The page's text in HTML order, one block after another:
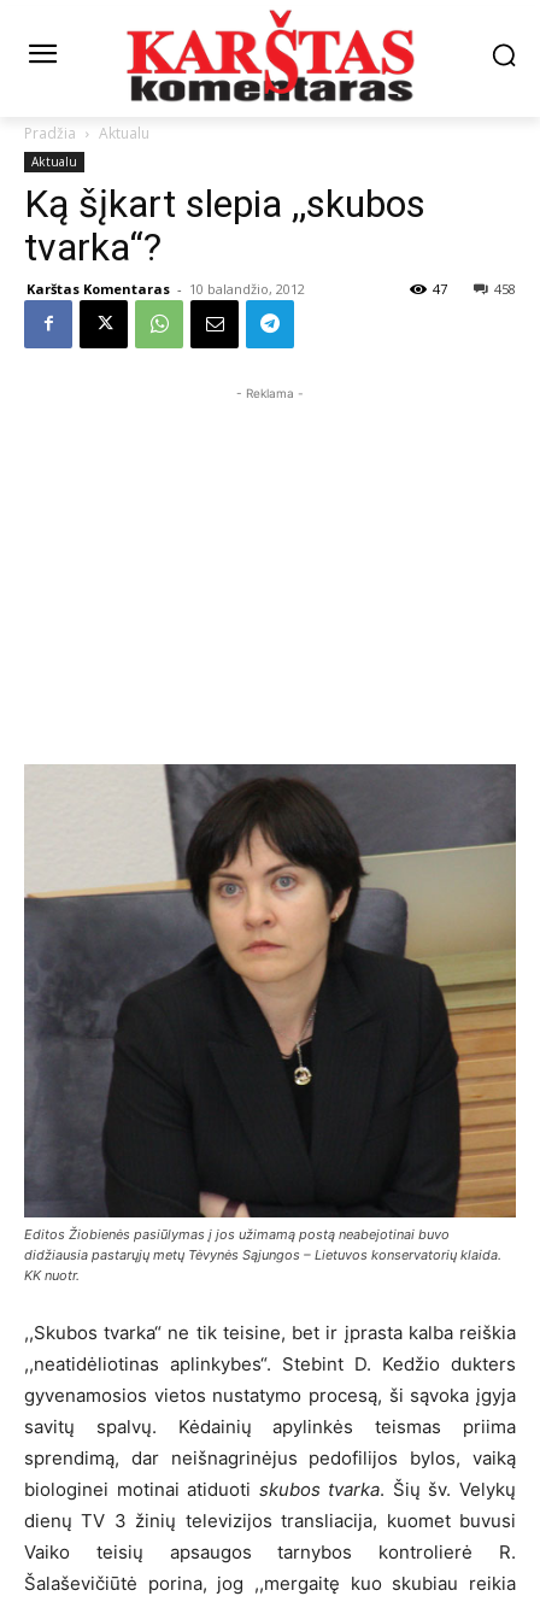
Pradžia Aktualu
Aktualu
Ką šįkart slepia ,,skubos
tvarka“?
Karštas Komentaras - 10 balandžio, 2012 458
47
- Reklama -
Editos Žiobienės pasiūlymas į jos užimamą postą neabejotinai buvo
didžiausia pastarųjų metų Tėvynės Sąjungos – Lietuvos konservatorių klaida.
KK nuotr.
,,Skubos tvarka“ ne tik teisine, bet ir įprasta kalba reiškia
,,neatidėliotinas aplinkybes“. Stebint D. Kedžio dukters
gyvenamosios vietos nustatymo procesą, ši sąvoka įgyja
savitų spalvų. Kėdainių apylinkės teismas priima
sprendimą, dar neišnagrinėjus pedofilijos bylos, vaiką
biologinei motinai atiduoti skubos tvarka. Šių šv. Velykų
dienų TV 3 žinių televizijos transliacija, kuomet buvusi
Vaiko teisių apsaugos tarnybos kontrolierė R.
Šalaševičiūtė porina, jog ,,mergaitę kuo skubiau reikia